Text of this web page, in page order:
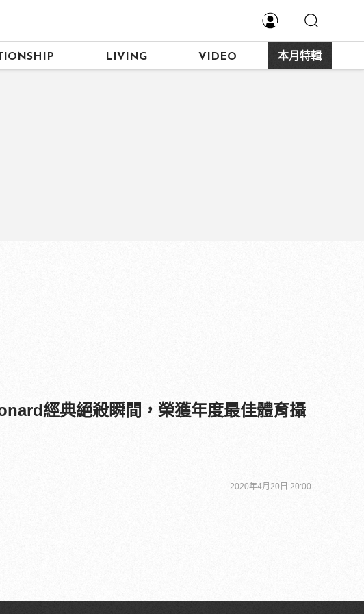
LIVING VIDEO 本月特輯
經典絕殺瞬間，榮獲年度最佳體育攝
2020年4月20日 20:00